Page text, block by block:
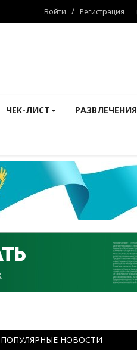
Войти / Регистрация
ЧЕК-ЛИСТ РАЗВЛЕЧЕНИЯ
ПОПУЛЯРНЫЕ НОВОСТИ